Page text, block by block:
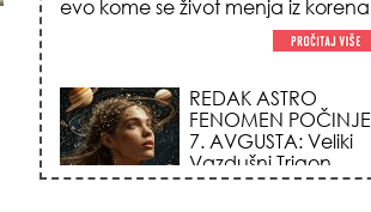
MASOVNO KUPUJU
OVO ČUDO OD 200
DINARA: Trik sa
peškirom i ledom koji
rashlađuje stan na